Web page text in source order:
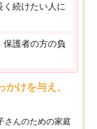
く続けたい人に
護者の方の負
けを与え、
さんのための家庭